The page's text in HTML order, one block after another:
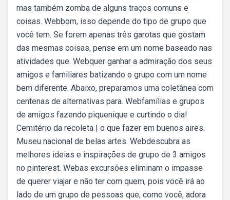
mas também zomba de alguns traços comuns e
coisas. Webbom, isso depende do tipo de grupo que
você tem. Se forem apenas três garotas que gostam
das mesmas coisas, pense em um nome baseado nas
atividades que. Webquer ganhar a admiração dos seus
amigos e familiares batizando o grupo com um nome
bem diferente. Abaixo, preparamos uma coletânea com
centenas de alternativas para. Webfamílias e grupos
de amigos fazendo piquenique e curtindo o dia!
Cemitério da recoleta | o que fazer em buenos aires.
Museu nacional de belas artes. Webdescubra as
melhores ideias e inspirações de grupo de 3 amigos
no pinterest. Webas excursões eliminam o impasse
de querer viajar e não ter com quem, pois você irá ao
lado de um grupo de pessoas que, como você, adora